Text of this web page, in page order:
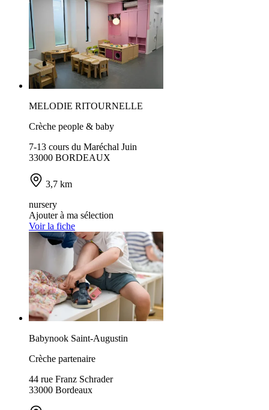
MELODIE RITOURNELLE
Crèche people & baby
7-13 cours du Maréchal Juin
33000 BORDEAUX
3,7 km
nursery
Ajouter à ma sélection
Voir la fiche
Babynook Saint-Augustin
Crèche partenaire
44 rue Franz Schrader
33000 Bordeaux